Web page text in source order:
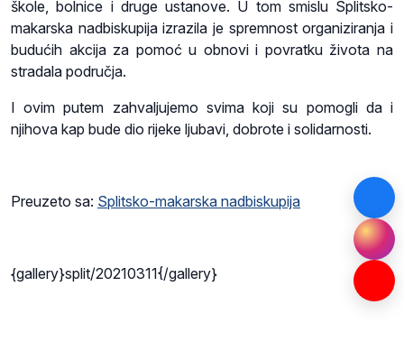
škole, bolnice i druge ustanove. U tom smislu Splitsko-
makarska nadbiskupija izrazila je spremnost organiziranja i
budućih akcija za pomoć u obnovi i povratku života na
stradala područja.
I ovim putem zahvaljujemo svima koji su pomogli da i
njihova kap bude dio rijeke ljubavi, dobrote i solidarnosti.
Preuzeto sa: Splitsko-makarska nadbiskupija
{gallery}split/20210311{/gallery}